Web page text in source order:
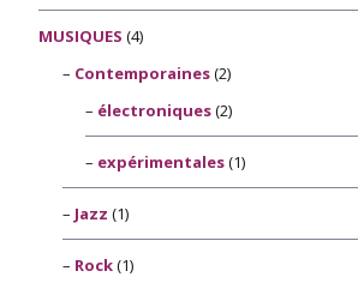
MUSIQUES (4)
Contemporaines(2)
électroniques(2)
expérimentales(1)
Jazz (1)
Rock(1)